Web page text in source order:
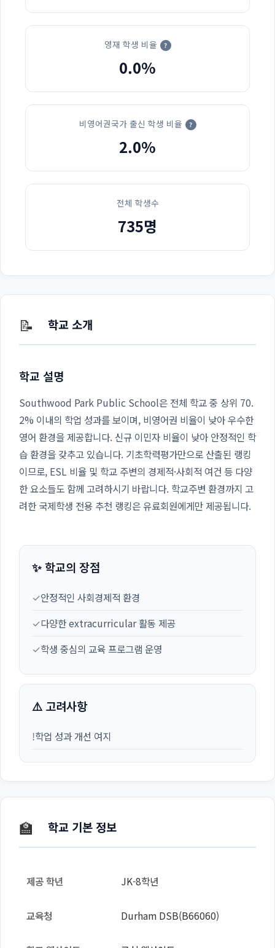
영재 학생 비율 ?
0.0%
비영어권국가 출신 학생 비율 ?
2.0%
전체 학생수
735명
📝 학교 소개
학교 설명
Southwood Park Public School은 전체 학교 중 상위 70.
2% 이내의 학업 성과를 보이며, 비영어권 비율이 낮아 우수한
영어 환경을 제공합니다. 신규 이민자 비율이 낮아 안정적인 학
습 환경을 갖추고 있습니다. 기초학력평가만으로 산출된 랭킹
이므로, ESL 비율 및 학교 주변의 경제적·사회적 여건 등 다양
한 요소들도 함께 고려하시기 바랍니다. 학교주변 환경까지 고
려한 국제학생 전용 추천 랭킹은 유료회원에게만 제공됩니다.
✨ 학교의 장점
✓안정적인 사회경제적 환경
✓다양한 extracurricular 활동 제공
✓학생 중심의 교육 프로그램 운영
⚠️ 고려사항
!학업 성과 개선 여지
🏫 학교 기본 정보
제공 학년 JK-8학년
교육청 Durham DSB(B66060)